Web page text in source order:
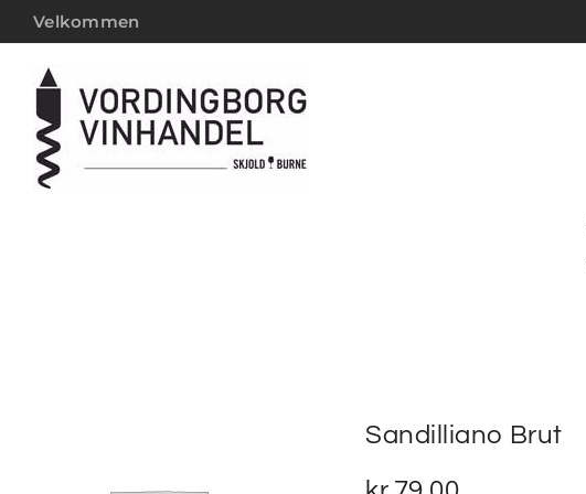
Velkommen
Sandilliano Brut